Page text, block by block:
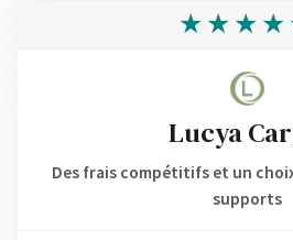
Lucya
Des frais compétitifs et un
supports